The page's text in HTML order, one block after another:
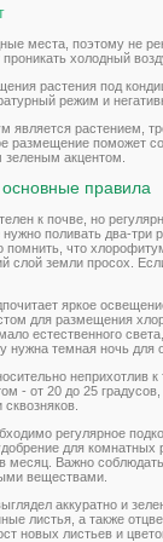
места, поэтому не
холодный
растения под
режим и
является растением,
размещение поможет
акцентом.
правила
к почве, но
поливать два-три
помнить, что
слой земли просох.
яркое
для размещения
естественного
нужна темная ночь для
неприхотлив
- от 20 до 25
регулярное
для
месяц. Важно
веществами.
аккуратно и
листья, а также
новых листьев и